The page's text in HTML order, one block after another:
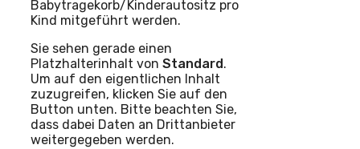
Babytragekorb/Kinderautositz pro
Kind mitgeführt werden.
Sie sehen gerade einen
Platzhalterinhalt von Standard .
Um auf den eigentlichen Inhalt
zuzugreifen, klicken Sie auf den
Button unten. Bitte beachten Sie,
dass dabei Daten an Drittanbieter
weitergegeben werden.